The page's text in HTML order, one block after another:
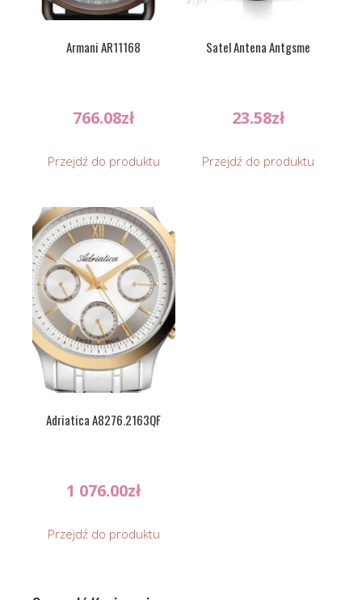
Armani AR11168
766.08zł
Przejdź do produktu
Satel Antena Antgsme
23.58zł
Przejdź do produktu
Adriatica A8276.2163QF
1 076.00zł
Przejdź do produktu